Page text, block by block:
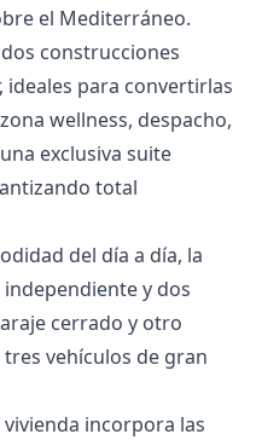
el Mediterráneo.
construcciones
ideales para convertirlas
wellness, despacho,
exclusiva suite
total
del día a día, la
y dos
cerrado y otro
vehículos de gran
incorpora las